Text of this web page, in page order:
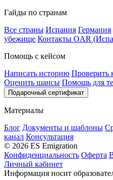
Гайды по странам
Все страны Испания Германия
убежище Контакты OAR
Помощь с кейсом
Написать историю Проверить
Оценить шансы Помощь для
Подарочный сертификат
Материалы
Блог Документы и шаблоны
канал Консультация
© 2026 ES Emigration
Конфиденциальность Оферта
Личный кабинет
Информация носит